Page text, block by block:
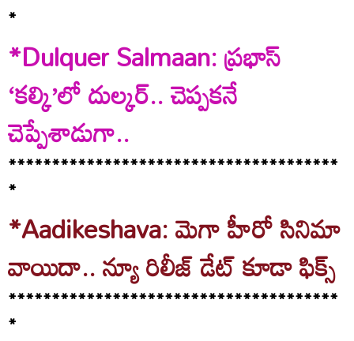
*
*Dulquer Salmaan: ప్రభాస్
‘కల్కి’లో దుల్కర్.. చెప్పకనే
చెప్పేశాడుగా..
**************************************
*
*Aadikeshava: మెగా హీరో సినిమా
వాయిదా.. న్యూ రిలీజ్ డేట్ కూడా ఫిక్స్
**************************************
*